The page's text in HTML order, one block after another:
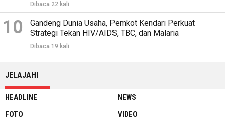
Dibaca 22 kali
10
Gandeng Dunia Usaha, Pemkot Kendari Perkuat
Strategi Tekan HIV/AIDS, TBC, dan Malaria
Dibaca 19 kali
JELAJAHI
HEADLINE
NEWS
FOTO
VIDEO